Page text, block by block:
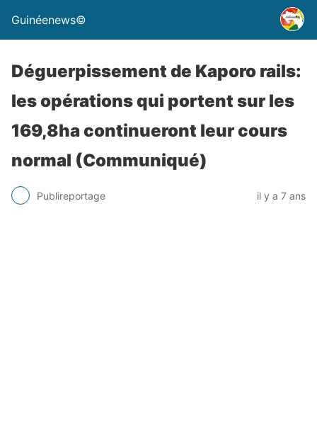
Guinéenews©
Déguerpissement de Kaporo rails:
les opérations qui portent sur les
169,8ha continueront leur cours
normal (Communiqué)
Publireportage il y a 7 ans